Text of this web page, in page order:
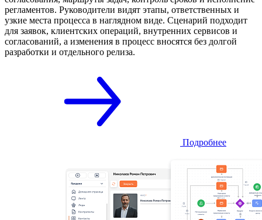
регламентов. Руководители видят этапы, ответственных и
узкие места процесса в наглядном виде. Сценарий подходит
для заявок, клиентских операций, внутренних сервисов и
согласований, а изменения в процесс вносятся без долгой
разработки и отдельного релиза.
Подробнее